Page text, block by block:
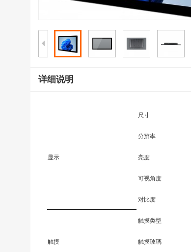
详细说明
显示
尺寸
分辨率
亮度
可视角度
对比度
触摸
触摸类型
触摸玻璃